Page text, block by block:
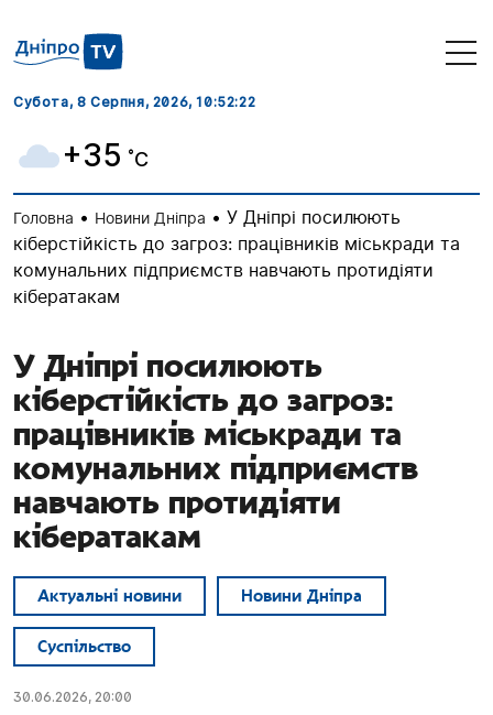
Субота, 8 Серпня, 2026, 10:52:23
+35 ˚C
Головна • Новини Дніпра • У Дніпрі посилюють
кіберстійкість до загроз: працівників міськради та
комунальних підприємств навчають протидіяти
кібератакам
У Дніпрі посилюють
кіберстійкість до загроз:
працівників міськради та
комунальних підприємств
навчають протидіяти
кібератакам
Актуальні новини Новини Дніпра
Суспільство
30.06.2026, 20:00